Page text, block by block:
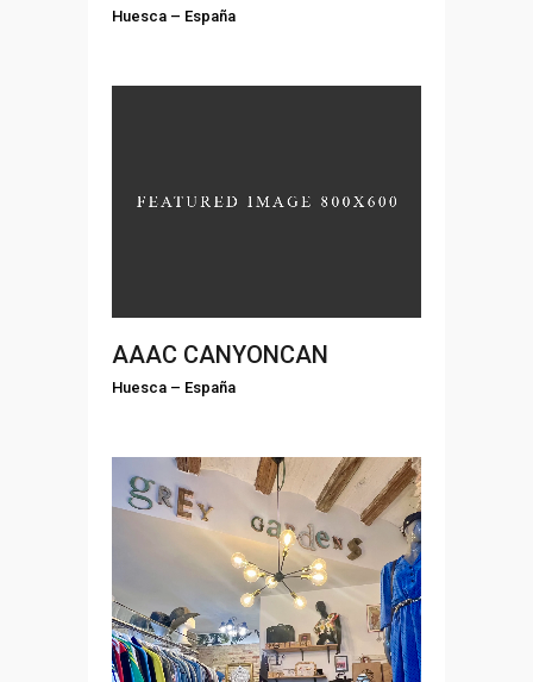
Huesca – España
AAAC CANYONCAN
Huesca – España